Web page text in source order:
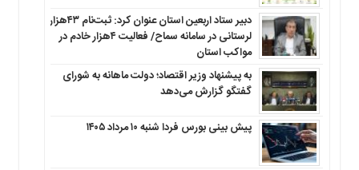
دبیر ستاد اربعین استان عنوان کرد: ثبت‌نام ۴۳هزار
لرستانی در سامانه سماح/ فعالیت ۴هزار خادم در
مواکب استان
به پیشنهاد وزیر اقتصاد؛ دولت ماهانه به شورای
گفتگو گزارش می‌دهد
پیش بینی بورس فردا شنبه ۱۰ مرداد ۱۴۰۵